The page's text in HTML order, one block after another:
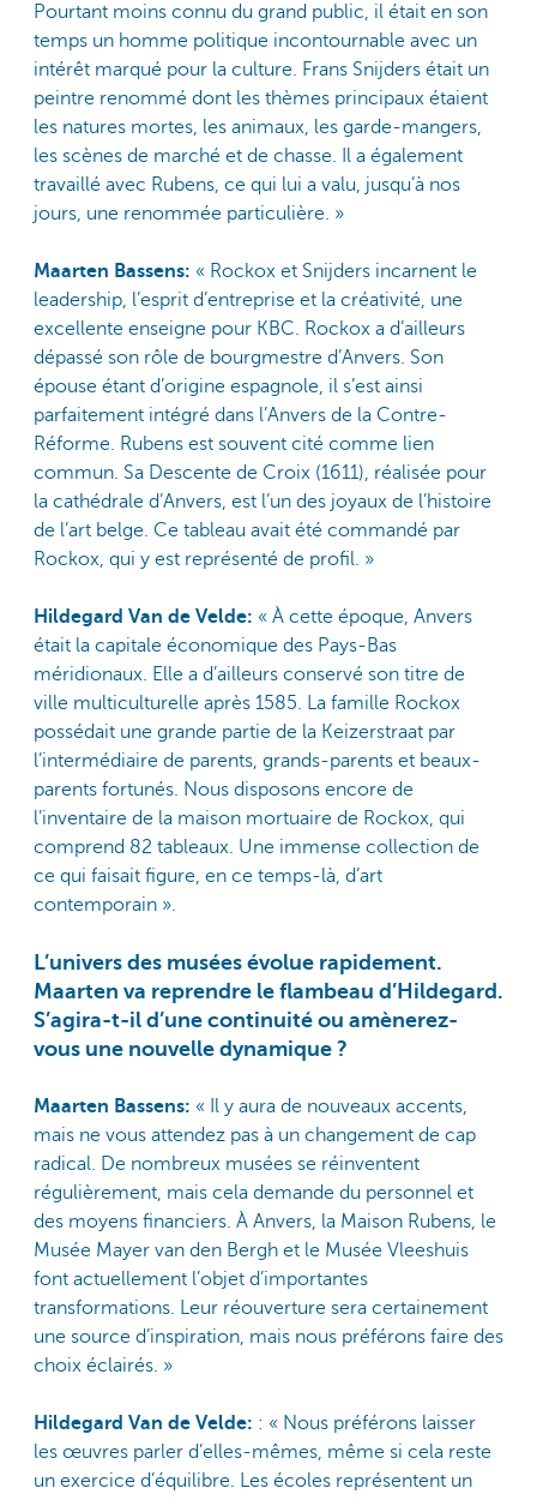
Pourtant moins connu du grand public, il était en son
temps un homme politique incontournable avec un
intérêt marqué pour la culture. Frans Snijders était un
peintre renommé dont les thèmes principaux étaient
les natures mortes, les animaux, les garde-mangers,
les scènes de marché et de chasse. Il a également
travaillé avec Rubens, ce qui lui a valu, jusqu’à nos
jours, une renommée particulière. »
Maarten Bassens: « Rockox et Snijders incarnent le
leadership, l’esprit d’entreprise et la créativité, une
excellente enseigne pour KBC. Rockox a d’ailleurs
dépassé son rôle de bourgmestre d’Anvers. Son
épouse étant d’origine espagnole, il s’est ainsi
parfaitement intégré dans l’Anvers de la Contre-
Réforme. Rubens est souvent cité comme lien
commun. Sa Descente de Croix (1611), réalisée pour
la cathédrale d’Anvers, est l’un des joyaux de l’histoire
de l’art belge. Ce tableau avait été commandé par
Rockox, qui y est représenté de profil. »
Hildegard Van de Velde: « À cette époque, Anvers
était la capitale économique des Pays-Bas
méridionaux. Elle a d’ailleurs conservé son titre de
ville multiculturelle après 1585. La famille Rockox
possédait une grande partie de la Keizerstraat par
l’intermédiaire de parents, grands-parents et beaux-
parents fortunés. Nous disposons encore de
l’inventaire de la maison mortuaire de Rockox, qui
comprend 82 tableaux. Une immense collection de
ce qui faisait figure, en ce temps-là, d’art
contemporain ».
L’univers des musées évolue rapidement.
Maarten va reprendre le flambeau d’Hildegard.
S’agira-t-il d’une continuité ou amènerez-
vous une nouvelle dynamique ?
Maarten Bassens: « Il y aura de nouveaux accents,
mais ne vous attendez pas à un changement de cap
radical. De nombreux musées se réinventent
régulièrement, mais cela demande du personnel et
des moyens financiers. À Anvers, la Maison Rubens, le
Musée Mayer van den Bergh et le Musée Vleeshuis
font actuellement l’objet d’importantes
transformations. Leur réouverture sera certainement
une source d’inspiration, mais nous préférons faire des
choix éclairés. »
Hildegard Van de Velde: : « Nous préférons laisser
les œuvres parler d’elles-mêmes, même si cela reste
un exercice d’équilibre. Les écoles représentent un